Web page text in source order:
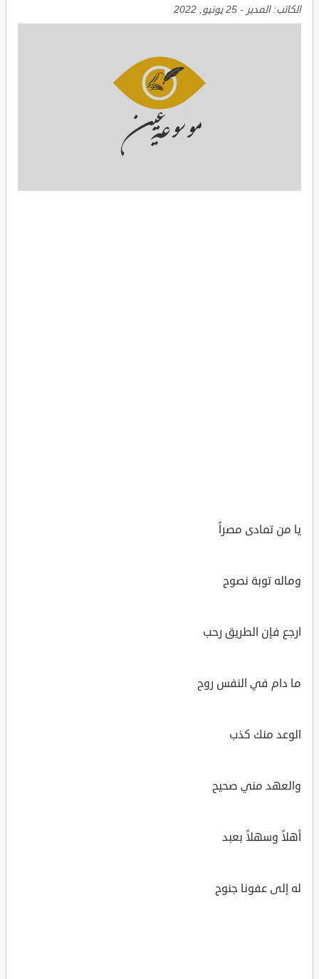
الكاتب:المدير - 25 يونيو, 2022
يا من تمادى مصراً
وماله توبة نصوح
ارجع فإن الطريق رحب
ما دام في النفس روح
الوعد منك كذب
والعهد مني صحيح
أهلاً وسهلاً بعبد
له إلى عفونا جنوح